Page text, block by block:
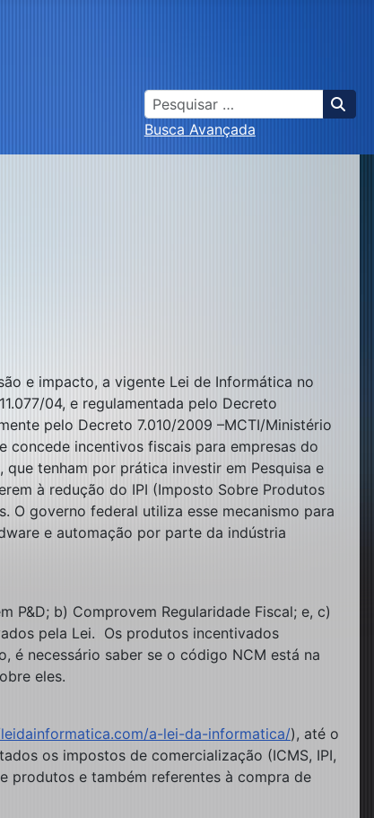
Busca
Busca Avançada
e impacto, a vigente Lei de Informática no
04, e regulamentada pelo Decreto
pelo Decreto 7.010/2009 –MCTI/Ministério
concede incentivos fiscais para empresas do
tenham por prática investir em Pesquisa e
à redução do IPI (Imposto Sobre Produtos
O governo federal utiliza esse mecanismo para
e automação por parte da indústria
P&D; b) Comprovem Regularidade Fiscal; e, c)
pela Lei. Os produtos incentivados
é necessário saber se o código NCM está na
eles.
a-lei-da-informatica/), até o
os impostos de comercialização (ICMS, IPI,
produtos e também referentes à compra de